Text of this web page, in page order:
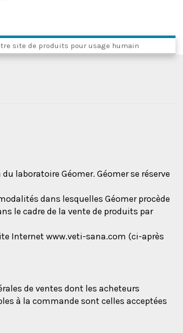
site de produits pour usage humain
laboratoire Géomer. Géomer se réserve
dans lesquelles Géomer procède
le cadre de la vente de produits par
Internet www.veti-sana.com (ci-après
de ventes dont les acheteurs
à la commande sont celles acceptées